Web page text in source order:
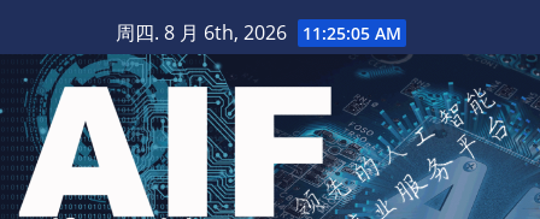
至
内
容
周四. 8 月 6th, 2026 11:25:06 AM